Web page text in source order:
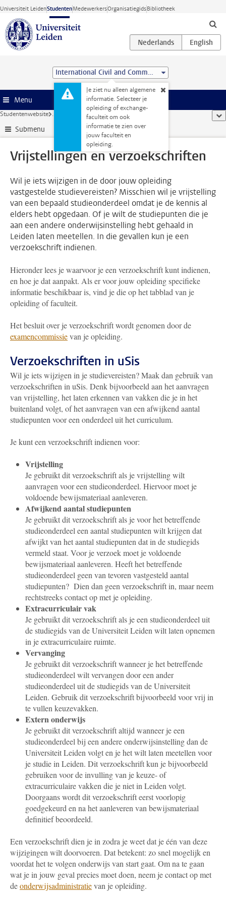
Ga direct naar de inhoud
Universiteit LeidenStudentenMedewerkersOrganisatiegidsBibliotheek
International Civil and Commercial Law (Advanced LL.M.)
Je ziet nu alleen algemene
informatie. Selecteer je
opleiding of exchange-
faculteit om ook
informatie te zien over
jouw faculteit en
opleiding.
Menu
Studentenwebsite ... Vrijstellingen en verzoekschriften
Submenu
Vrijstellingen en verzoekschriften
Wil je iets wijzigen in de door jouw opleiding
vastgestelde studievereisten? Misschien wil je vrijstelling
van een bepaald studieonderdeel omdat je de kennis al
elders hebt opgedaan. Of je wilt de studiepunten die je
aan een andere onderwijsinstelling hebt gehaald in
Leiden laten meetellen. In die gevallen kun je een
verzoekschrift indienen.
Hieronder lees je waarvoor je een verzoekschrift kunt indienen,
en hoe je dat aanpakt. Als er voor jouw opleiding specifieke
informatie beschikbaar is, vind je die op het tabblad van je
opleiding of faculteit.
Het besluit over je verzoekschrift wordt genomen door de
examencommissievan je opleiding.
Verzoekschriften in uSis
Wil je iets wijzigen in je studievereisten? Maak dan gebruik van
verzoekschriften in uSis. Denk bijvoorbeeld aan het aanvragen
van vrijstelling, het laten erkennen van vakken die je in het
buitenland volgt, of het aanvragen van een afwijkend aantal
studiepunten voor een onderdeel uit het curriculum.
Je kunt een verzoekschrift indienen voor:
Vrijstelling
Je gebruikt dit verzoekschrift als je vrijstelling wilt
aanvragen voor een studieonderdeel. Hiervoor moet je
voldoende bewijsmateriaal aanleveren.
Afwijkend aantal studiepunten
Je gebruikt dit verzoekschrift als je voor het betreffende
studieonderdeel een aantal studiepunten wilt krijgen dat
afwijkt van het aantal studiepunten dat in de studiegids
vermeld staat. Voor je verzoek moet je voldoende
bewijsmateriaal aanleveren. Heeft het betreffende
studieonderdeel geen van tevoren vastgesteld aantal
studiepunten? Dien dan geen verzoekschrift in, maar neem
rechtstreeks contact op met je opleiding.
Extracurriculair vak
Je gebruikt dit verzoekschrift als je een studieonderdeel uit
de studiegids van de Universiteit Leiden wilt laten opnemen
in je extracurriculaire ruimte.
Vervanging
Je gebruikt dit verzoekschrift wanneer je het betreffende
studieonderdeel wilt vervangen door een ander
studieonderdeel uit de studiegids van de Universiteit
Leiden. Gebruik dit verzoekschrift bijvoorbeeld voor vrij in
te vullen keuzevakken.
Extern onderwijs
Je gebruikt dit verzoekschrift altijd wanneer je een
studieonderdeel bij een andere onderwijsinstelling dan de
Universiteit Leiden volgt en je het wilt laten meetellen voor
je studie in Leiden. Dit verzoekschrift kun je bijvoorbeeld
gebruiken voor de invulling van je keuze- of
extracurriculaire vakken die je niet in Leiden volgt.
Doorgaans wordt dit verzoekschrift eerst voorlopig
goedgekeurd en na het aanleveren van bewijsmateriaal
definitief beoordeeld.
Een verzoekschrift dien je in zodra je weet dat je één van deze
wijzigingen wilt doorvoeren. Dat betekent: zo snel mogelijk en
voordat het te volgen onderwijs van start gaat. Om na te gaan
wat je in jouw geval precies moet doen, neem je contact op met
deonderwijsadministratievan je opleiding.